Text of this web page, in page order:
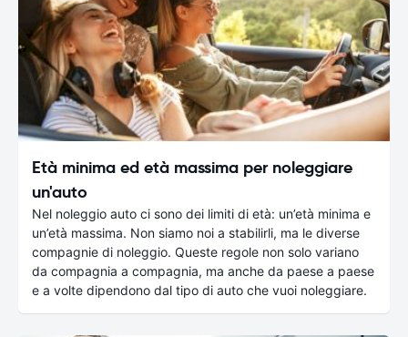
Età minima ed età massima per noleggiare
un'auto
Nel noleggio auto ci sono dei limiti di età: un’età minima e
un’età massima. Non siamo noi a stabilirli, ma le diverse
compagnie di noleggio. Queste regole non solo variano
da compagnia a compagnia, ma anche da paese a paese
e a volte dipendono dal tipo di auto che vuoi noleggiare.